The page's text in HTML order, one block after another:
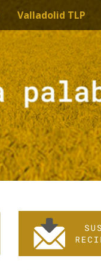
Valladolid TLP